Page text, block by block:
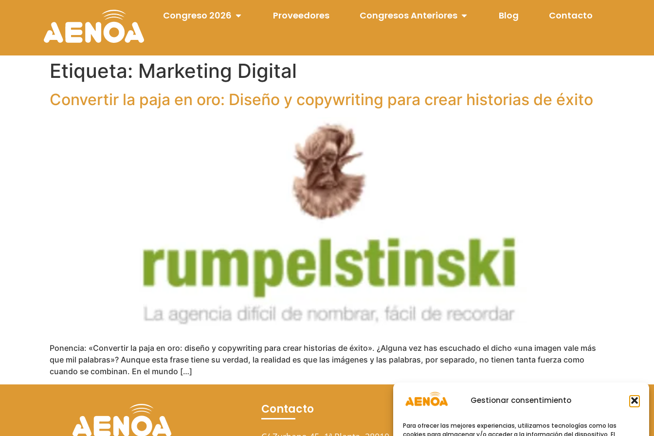
Gestionar consentimiento
Para ofrecer las mejores experiencias, utilizamos tecnologías como las
cookies para almacenar y/o acceder a la información del dispositivo. El
Congreso 2026 Proveedores Congresos Anteriores Blog Contacto
Etiqueta: Marketing Digital
Convertir la paja en oro: Diseño y copywriting para crear historias de éxito
Ponencia: «Convertir la paja en oro: diseño y copywriting para crear historias de éxito». ¿Alguna vez has escuchado el dicho «una imagen vale más
que mil palabras»? Aunque esta frase tiene su verdad, la realidad es que las imágenes y las palabras, por separado, no tienen tanta fuerza como
cuando se combinan. En el mundo […]
Contacto